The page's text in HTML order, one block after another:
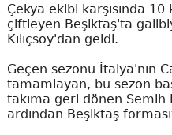
Çekya ekibi karşısında
çiftleyen Beşiktaş'ta
Kılıçsoy'dan geldi.
Geçen sezonu İtalya'nın
tamamlayan, bu sezon
takıma geri dönen Semih
ardından Beşiktaş